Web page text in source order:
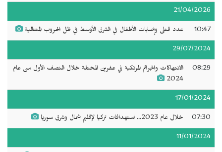
21/04/2026
10:47 عدد قتلى وإصابات الأطفال في الشرق الأوسط في ظل الحروب المتتالية
29/07/2024
08:29
الانتهاكات والجرائم المرتكبة في عفرين المحتلة خلال النصف الأول من عام
2024
17/01/2024
07:30 خلال عام 2023... استهدافات تركيا لإقليم شمال وشرق سوريا
11/01/2024